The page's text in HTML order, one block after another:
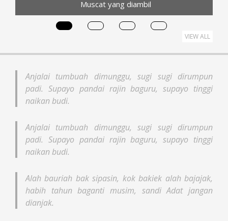
Para Pengangguran! Tunggulah
Suswono, melontarkan guyonan kontroversial saat
debat Pilkada pada Minggu (27/10). Suswono, yang
berpasangan dengan Ridwan Kamil sebagai calon
memancing perhatian publik terkait para janda kaya.
Dalam pernyataannya, ia menyarankan agar para
janda yang berpenghasilan tinggi menikahi para pria
VIEW ALL